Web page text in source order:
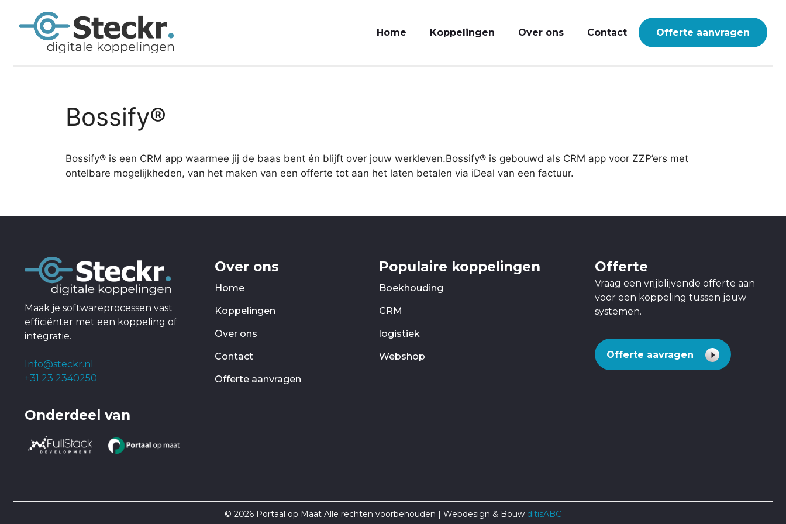
Home Koppelingen Over ons Contact Offerte aanvragen
Bossify®
Bossify® is een CRM app waarmee jij de baas bent én blijft over jouw werkleven.Bossify® is gebouwd als CRM app voor ZZP’ers met
ontelbare mogelijkheden, van het maken van een offerte tot aan het laten betalen via iDeal van een factuur.
Maak je softwareprocessen vast
efficiënter met een koppeling of
integratie.
Info@steckr.nl
+31 23 2340250
Onderdeel van
Over ons
Home
Koppelingen
Over ons
Contact
Offerte aanvragen
Populaire koppelingen
Boekhouding
CRM
logistiek
Webshop
Offerte
Vraag een vrijblijvende offerte aan
voor een koppeling tussen jouw
systemen.
Offerte aavragen
© 2026 Portaal op Maat Alle rechten voorbehouden | Webdesign & Bouw ditisABC